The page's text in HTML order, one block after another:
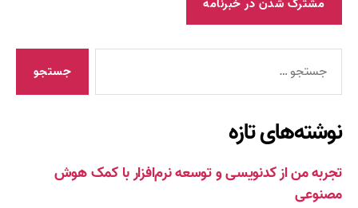
نوشته‌های تازه
تجربه من از کدنویسی و توسعه نرم‌افزار با کمک هوش
مصنوعی